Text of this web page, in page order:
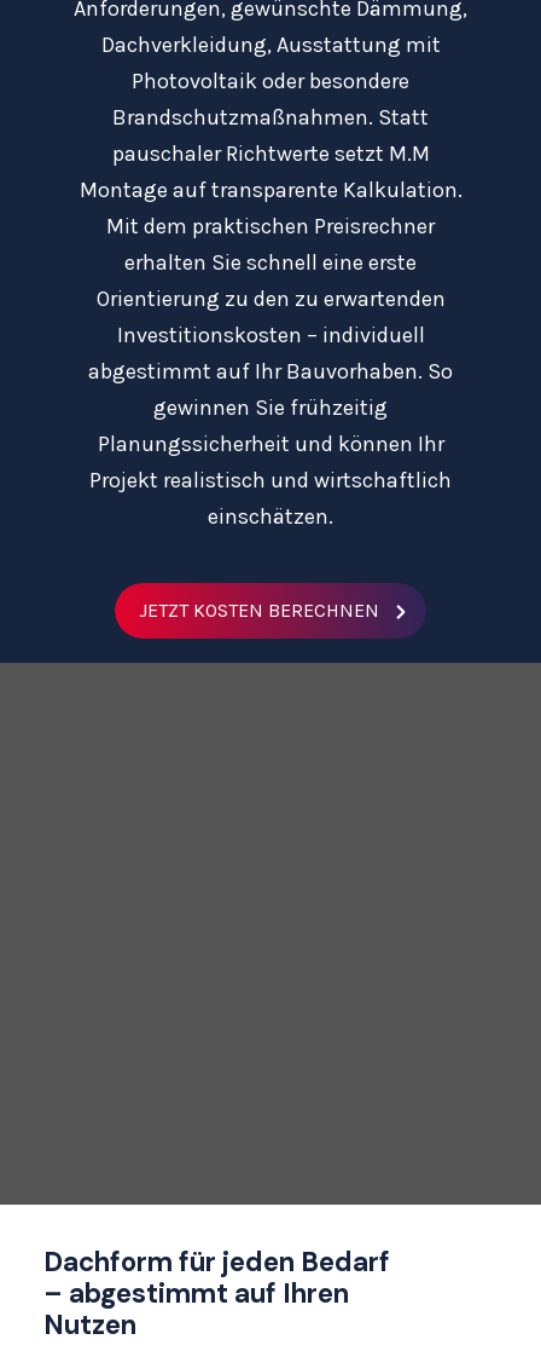
Anforderungen, gewünschte Dämmung,
Dachverkleidung, Ausstattung mit
Photovoltaik oder besondere
Brandschutzmaßnahmen. Statt
pauschaler Richtwerte setzt M.M
Montage auf transparente Kalkulation.
Mit dem praktischen Preisrechner
erhalten Sie schnell eine erste
Orientierung zu den zu erwartenden
Investitionskosten – individuell
abgestimmt auf Ihr Bauvorhaben. So
gewinnen Sie frühzeitig
Planungssicherheit und können Ihr
Projekt realistisch und wirtschaftlich
einschätzen.
JETZT KOSTEN BERECHNEN
Dachform für jeden Bedarf
– abgestimmt auf Ihren
Nutzen